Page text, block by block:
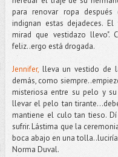
para renovar ropa después
indignan estas dejadeces.
mirad que vestidazo llevo".
feliz..ergo está drogada.
Jennifer,lleva un vestido de
demás, como
misteriosa entre su pelo y
llevar el pelo tan
mantiene el culo tan tieso.
sufrir. Lástima que la
boca abajo en una
Norma Duval.